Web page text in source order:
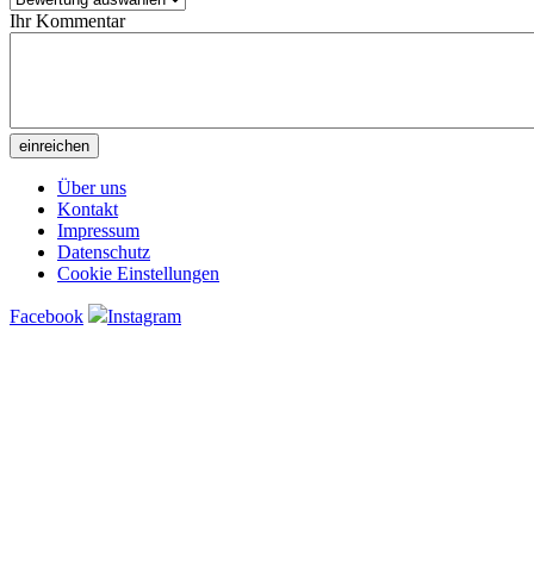
Ihr Kommentar
Über uns
Kontakt
Impressum
Datenschutz
Cookie Einstellungen
Facebook Instagram